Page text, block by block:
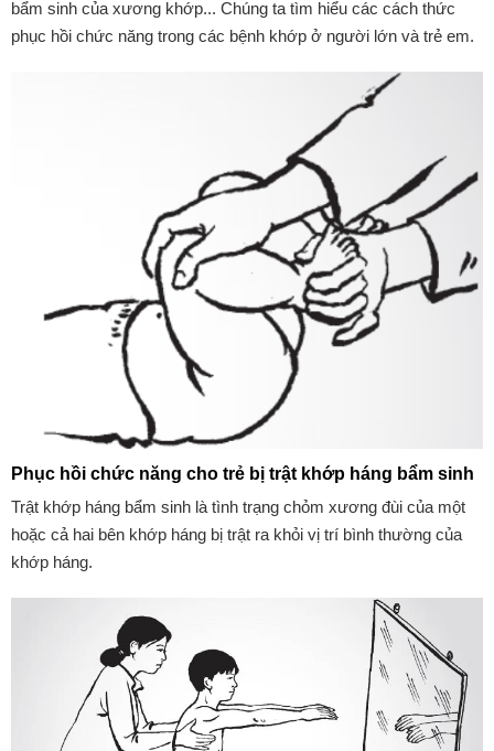
bẩm sinh của xương khớp... Chúng ta tìm hiểu các cách thức
phục hồi chức năng trong các bệnh khớp ở người lớn và trẻ em.
Phục hồi chức năng cho trẻ bị trật khớp háng bẩm sinh
Trật khớp háng bẩm sinh là tình trạng chỏm xương đùi của một
hoặc cả hai bên khớp háng bị trật ra khỏi vị trí bình thường của
khớp háng.